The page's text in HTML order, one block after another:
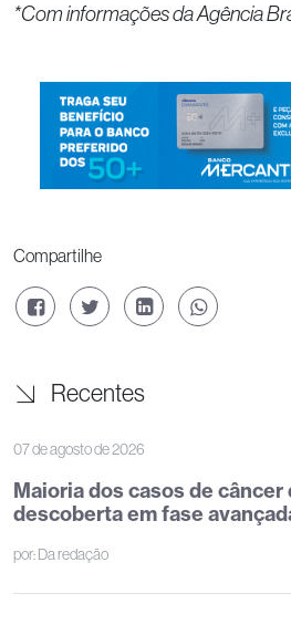
*Com informações da Agência
Compartilhe
Recentes
07 de agosto de 2026
Maioria dos casos de câncer
descoberta em fase
por:Da redação